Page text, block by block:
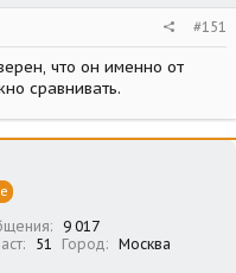
#151
что он именно от
сравнивать.
9 017
51 Город
Москва